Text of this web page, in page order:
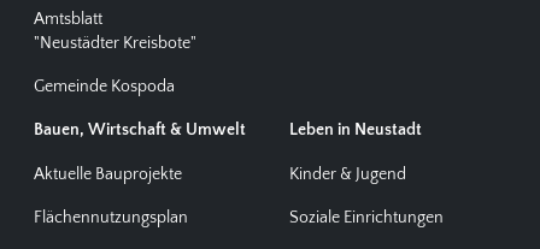
Amtsblatt
"Neustädter Kreisbote"
Gemeinde Kospoda
Bauen, Wirtschaft & Umwelt
Aktuelle Bauprojekte
Flächennutzungsplan
Leben in Neustadt
Kinder & Jugend
Soziale Einrichtungen